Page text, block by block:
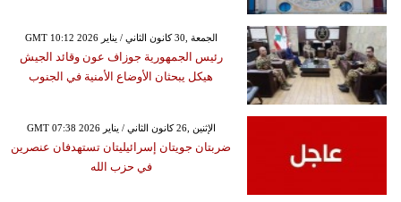
GMT 10:12 2026 الجمعة ,30 كانون الثاني / يناير
رئيس الجمهورية جوزاف عون وقائد الجيش
هيكل يبحثان الأوضاع الأمنية في الجنوب
GMT 07:38 2026 الإثنين ,26 كانون الثاني / يناير
ضربتان جويتان إسرائيليتان تستهدفان عنصرين
في حزب الله